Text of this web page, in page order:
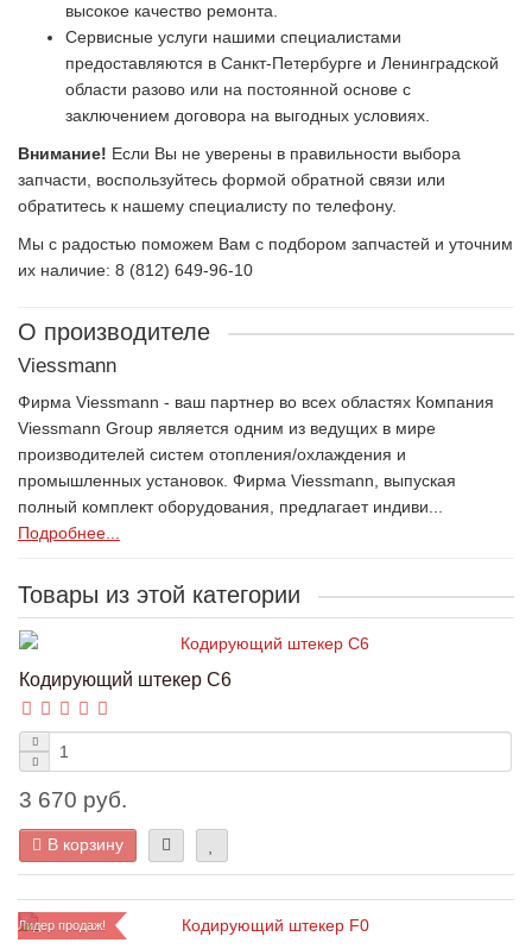
высокое качество ремонта.
Сервисные услуги нашими специалистами
предоставляются в Санкт-Петербурге и Ленинградской
области разово или на постоянной основе с
заключением договора на выгодных условиях.
Внимание! Если Вы не уверены в правильности выбора
запчасти, воспользуйтесь формой обратной связи или
обратитесь к нашему специалисту по телефону.
Мы с радостью поможем Вам с подбором запчастей и уточним
их наличие: 8 (812) 649-96-10
О производителе
Viessmann
Фирма Viessmann - ваш партнер во всех областях Компания
Viessmann Group является одним из ведущих в мире
производителей систем отопления/охлаждения и
промышленных установок. Фирма Viessmann, выпуская
полный комплект оборудования, предлагает индиви...
Подробнее...
Товары из этой категории
Кодирующий штекер C6
3 670 руб.
В корзину
Лидер продаж!